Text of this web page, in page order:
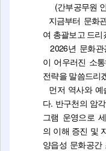
(간부공무원
지금부터 문화
여 총괄보고 드리
2026년 문화
이 어우러진 소
전략을 말씀드리
먼저 역사와 예
다. 반구천의 암
그램 운영으로
의 이해 증진 및
양읍성 문화공